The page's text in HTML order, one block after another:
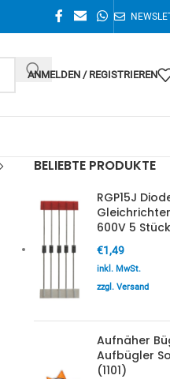
ANMELDEN / REGISTRIEREN
BELIEBTE PRODUKTE
RGP15J
600V 5
€1,49
inkl. MwSt.
zzgl. Versand
Aufnäher
Aufbügler
(1101)